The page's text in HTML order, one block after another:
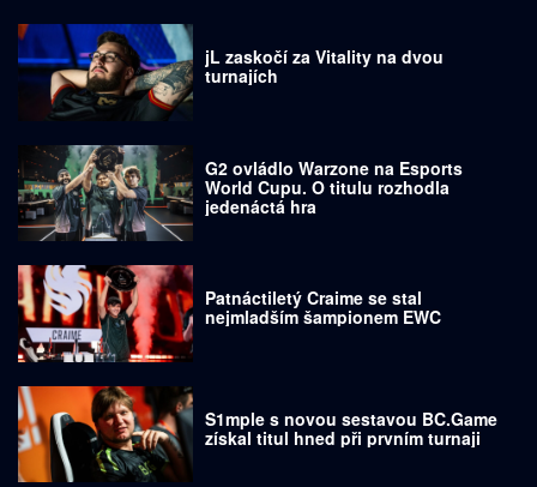
jL zaskočí za Vitality na dvou
turnajích
G2 ovládlo Warzone na Esports
World Cupu. O titulu rozhodla
jedenáctá hra
Patnáctiletý Craime se stal
nejmladším šampionem EWC
S1mple s novou sestavou BC.Game
získal titul hned při prvním turnaji